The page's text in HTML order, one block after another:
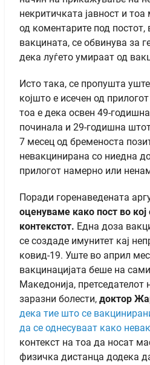
некритичката јавност и
од коментарите под постот,
вакцината, се обвинува за
дека луѓето умираат од
Исто така, се пропушта
којшто е исечен од
тоа е дека освен 49-
починала и 29-годишна
7 месец од бременоста
невакцинирана со ниедна
прилогот намерно или
Поради горенаведената
оценуваме како пост во
контекстот. Една доза
се создаде имунитет кај
ковид-19. Уште во април
вакцинацијата беше на
Македонија, претседателот
заразни болести, доктор
дека тие што се
да се однесуваат како
контекст на тоа да носат
физичка дистанца додека